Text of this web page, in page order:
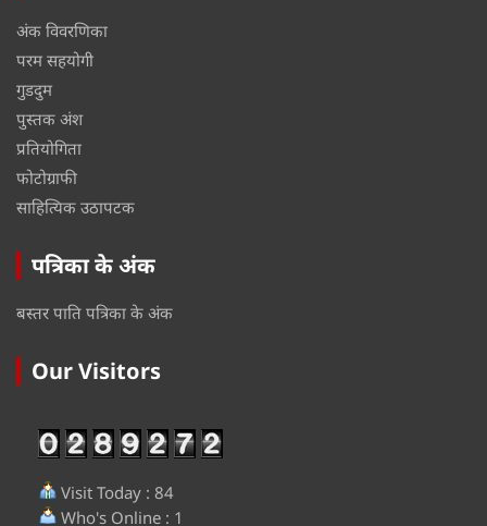
अंक विवरणिका
परम सहयोगी
गुडदुम
पुस्तक अंश
प्रतियोगिता
फोटोग्राफी
साहित्यिक उठापटक
पत्रिका के अंक
बस्तर पाति पत्रिका के अंक
Our Visitors
Visit Today : 84
Who's Online : 1